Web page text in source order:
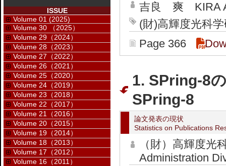
吉良 爽 KIRA
(財)高輝度光科
Page 366
1. SPring-8
SPring-8
論文発表の現状
Statistics on Publications
（財）高輝度
Administration
ISSUE
Volume 01 (2025)
Volume 30 （2025）
Volume 29（2024）
Volume 28（2023）
Volume 27（2022）
Volume 26（2021）
Volume 25（2020）
Volume 24（2019）
Volume 23（2018）
Volume 22（2017）
Volume 21（2016）
Volume 20（2015）
Volume 19（2014）
Volume 18（2013）
Volume 17（2012）
Volume 16（2011）